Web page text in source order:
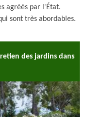
agréés par l'État.
sont très abordables.
des jardins dans